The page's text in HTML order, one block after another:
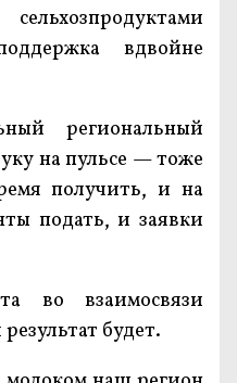
вдвойне
региональный
на пульсе — тоже
получить, и на
подать, и заявки
во взаимосвязи
будет.